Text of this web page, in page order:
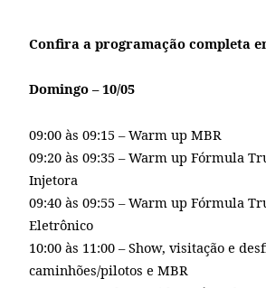
Confira a programação completa
Domingo – 10/05
09:00 às 09:15 – Warm up MBR
09:20 às 09:35 – Warm up Fórmula
Injetora
09:40 às 09:55 – Warm up Fórmula
Eletrônico
10:00 às 11:00 – Show, visitação e
caminhões/pilotos e MBR